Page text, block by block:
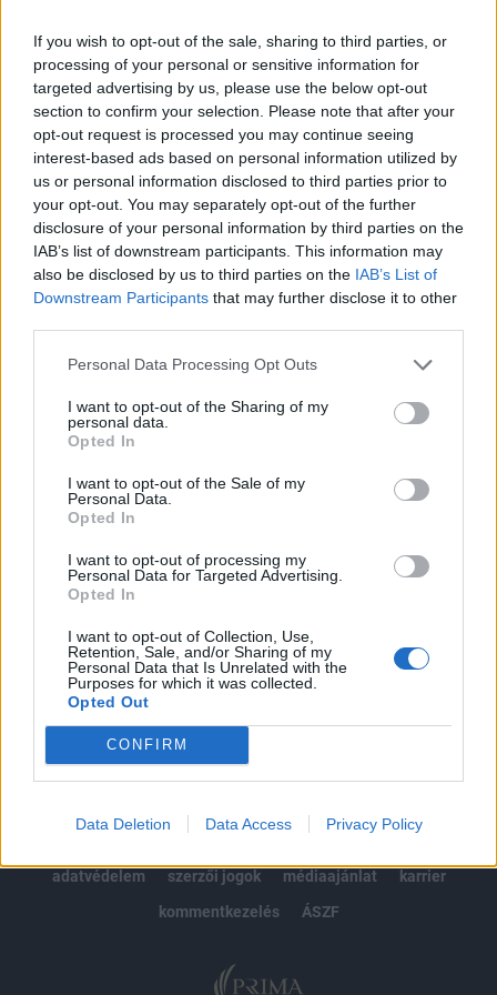
If you wish to opt-out of the sale, sharing to third parties, or
processing of your personal or sensitive information for
targeted advertising by us, please use the below opt-out
section to confirm your selection. Please note that after your
opt-out request is processed you may continue seeing
interest-based ads based on personal information utilized by
us or personal information disclosed to third parties prior to
your opt-out. You may separately opt-out of the further
disclosure of your personal information by third parties on the
IAB’s list of downstream participants. This information may
also be disclosed by us to third parties on the IAB’s List of
Downstream Participants that may further disclose it to other
Personal Data Processing Opt Outs
I want to opt-out of the Sharing of my
personal data.
Opted In
I want to opt-out of the Sale of my
Personal Data.
Opted In
I want to opt-out of processing my
Personal Data for Targeted Advertising.
Opted In
I want to opt-out of Collection, Use,
Retention, Sale, and/or Sharing of my
Personal Data that Is Unrelated with the
Purposes for which it was collected.
Opted Out
CONFIRM
Data Deletion Data Access Privacy Policy
A régióban a lengyel WIG 20 és a cseh PX 50 egyaránt 0.3,
az orosz RTS pedig 0.4%-kal csökkent. MOLReal-time
árfolyamInformációs panelAdatletöltésA legnagyobb
érdeklődést ezúttal a MOL tudhatja magáénak, az
olajtársaság részvényei azonban a negatív tartományban
forogtak, 8,785 Ft-on is született rájuk kötés. A részvények
jelenleg 8,900 Ft-os áron cserélnek gazdát, ami...
KEDVES OLVASÓNK!
regisztrációhoz kötött.
Az előfizetés a következőket tartalmazza:
Portfolio.hu teljes cikkarchívum
kötéslistái
Előfizetés
MÁR ELŐFIZETŐNK VAGY?BEJELENTKEZÉS
adatvédelem
szerzői jogok médiaajánlat
karrier
kommentkezelés
ÁSZF